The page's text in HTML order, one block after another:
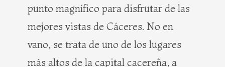
punto magnífico para disfrutar de las
mejores vistas de Cáceres. No en
vano, se trata de uno de los lugares
más altos de la capital cacereña, a